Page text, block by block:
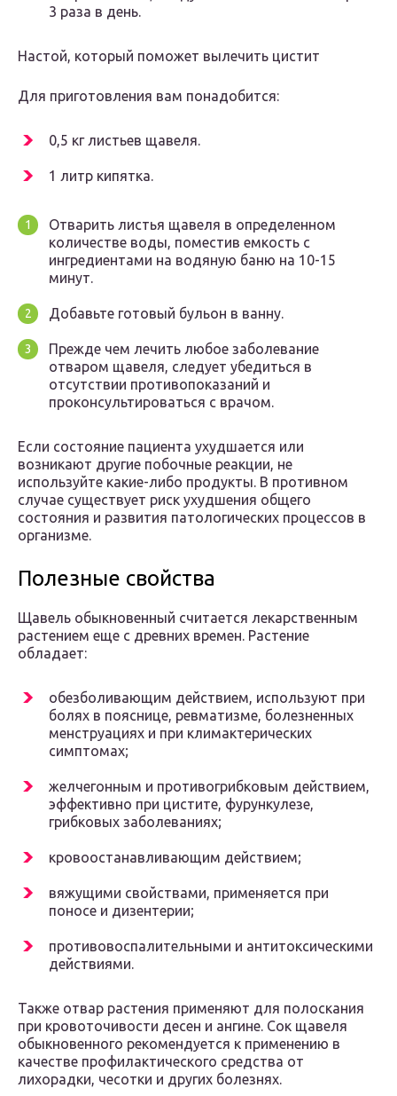
3 раза в день.
Настой, который поможет вылечить цистит
Для приготовления вам понадобится:
0,5 кг листьев щавеля.
1 литр кипятка.
Отварить листья щавеля в определенном
количестве воды, поместив емкость с
ингредиентами на водяную баню на 10-15
минут.
Добавьте готовый бульон в ванну.
Прежде чем лечить любое заболевание
отваром щавеля, следует убедиться в
отсутствии противопоказаний и
проконсультироваться с врачом.
Если состояние пациента ухудшается или
возникают другие побочные реакции, не
используйте какие-либо продукты. В противном
случае существует риск ухудшения общего
состояния и развития патологических процессов в
организме.
Полезные свойства
Щавель обыкновенный считается лекарственным
растением еще с древних времен. Растение
обладает:
обезболивающим действием, используют при
болях в пояснице, ревматизме, болезненных
менструациях и при климактерических
симптомах;
желчегонным и противогрибковым действием,
эффективно при цистите, фурункулезе,
грибковых заболеваниях;
кровоостанавливающим действием;
вяжущими свойствами, применяется при
поносе и дизентерии;
противовоспалительными и антитоксическими
действиями.
Также отвар растения применяют для полоскания
при кровоточивости десен и ангине. Сок щавеля
обыкновенного рекомендуется к применению в
качестве профилактического средства от
лихорадки, чесотки и других болезнях.